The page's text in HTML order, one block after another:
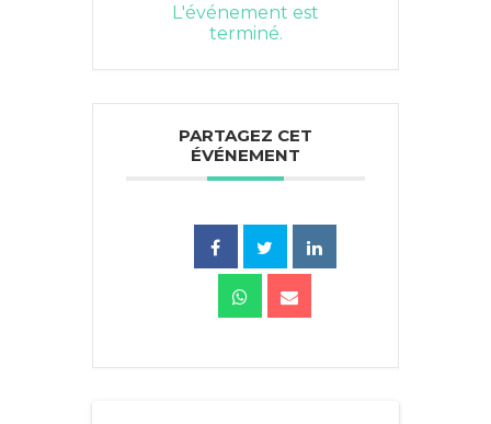
L'événement est
terminé.
PARTAGEZ CET
ÉVÉNEMENT